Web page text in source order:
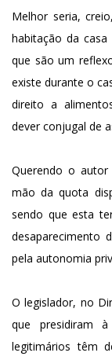
Melhor seria,
habitação da
que são um
existe durante o
direito a
dever conjugal de
Querendo o autor
mão da quota
sendo que esta
desaparecimento
pela autonomia
O legislador, no
que presidiram
legitimários têm